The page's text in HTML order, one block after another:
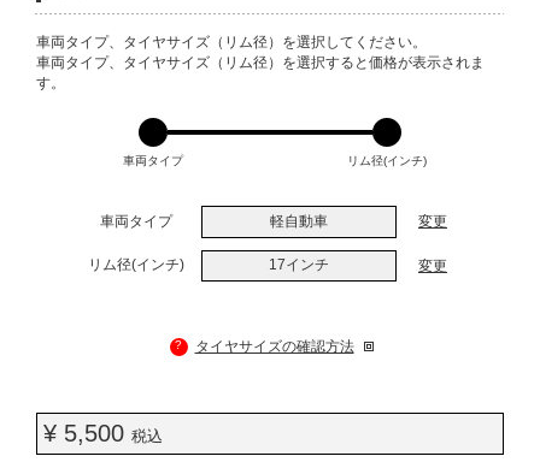
VARIATIONS
車両タイプ、タイヤサイズ（リム径）を選択してください。
車両タイプ、タイヤサイズ（リム径）を選択すると価格が表示されま
す。
車両タイプ リム径(インチ)
車両タイプ 軽自動車 変更
リム径(インチ) 17インチ 変更
? タイヤサイズの確認方法
¥ 5,500 税込